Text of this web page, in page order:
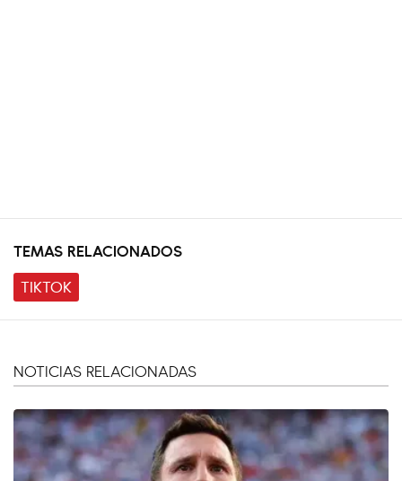
TEMAS RELACIONADOS
TIKTOK
NOTICIAS RELACIONADAS